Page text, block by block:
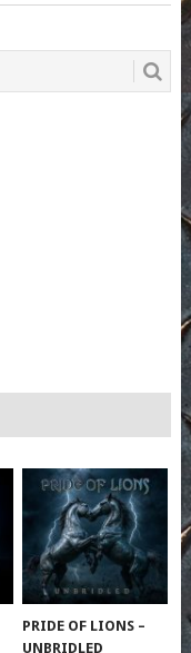
PRIDE OF LIONS –
UNBRIDLED